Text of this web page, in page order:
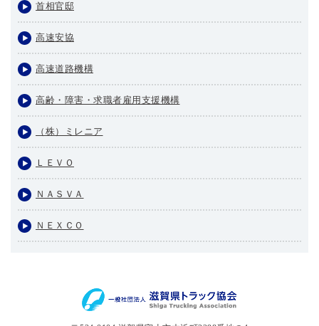
首相官邸
高速安協
高速道路機構
高齢・障害・求職者雇用支援機構
（株）ミレニア
ＬＥＶＯ
ＮＡＳＶＡ
ＮＥＸＣＯ